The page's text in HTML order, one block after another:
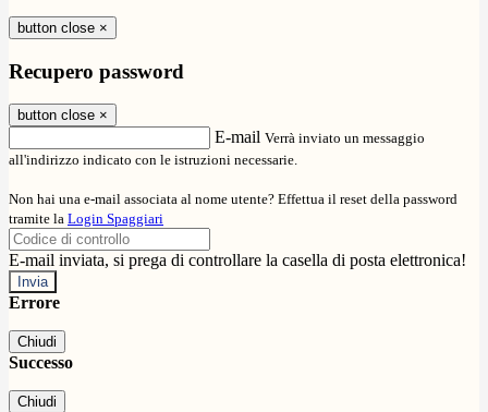
button close ×
Recupero password
button close ×
E-mail Verrà inviato un messaggio
all'indirizzo indicato con le istruzioni necessarie.
Non hai una e-mail associata al nome utente? Effettua il reset della password
tramite la Login Spaggiari
E-mail inviata, si prega di controllare la casella di posta elettronica!
Errore
Chiudi
Successo
Chiudi